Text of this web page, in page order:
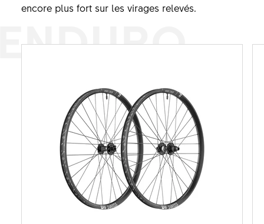
encore plus fort sur les virages relevés.